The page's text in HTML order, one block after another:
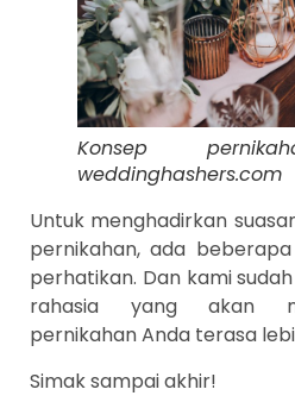
Konsep
weddinghashers.com
Untuk menghadirkan
pernikahan, ada
perhatikan. Dan kami
rahasia yang akan
pernikahan Anda terasa
Simak sampai akhir!